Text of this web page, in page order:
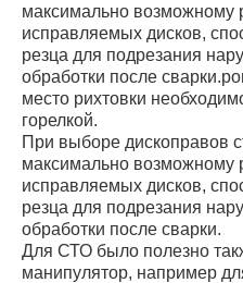
максимально возможному
исправляемых дисков,
резца для подрезания
обработки после
место рихтовки
горелкой.
При выборе дископравов
максимально возможному
исправляемых дисков,
резца для подрезания
обработки после сварки.
Для СТО было полезно
манипулятор, например